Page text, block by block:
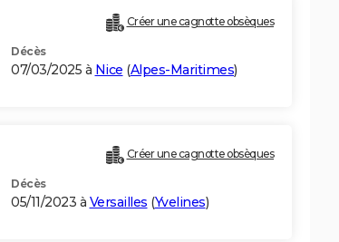
Créer une cagnotte obsèques
Décès
07/03/2025 à Nice (Alpes-Maritimes)
Créer une cagnotte obsèques
Décès
05/11/2023 à Versailles (Yvelines)